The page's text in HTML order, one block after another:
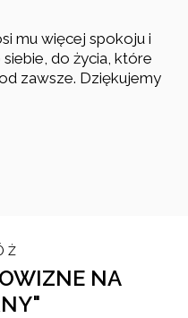
mu więcej spokoju i
do życia, które
zawsze. Dziękujemy
NA